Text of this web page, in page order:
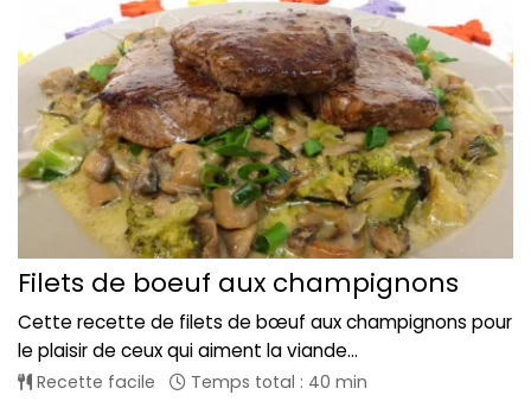
Filets de boeuf aux champignons
Cette recette de filets de bœuf aux champignons pour
le plaisir de ceux qui aiment la viande...
Recette facile Temps total : 40 min